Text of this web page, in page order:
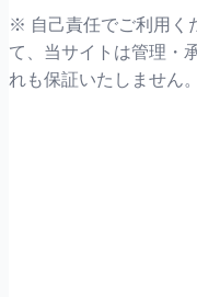
※ 自己責任でご利用く
て、当サイトは管理・
れも保証いたしません。